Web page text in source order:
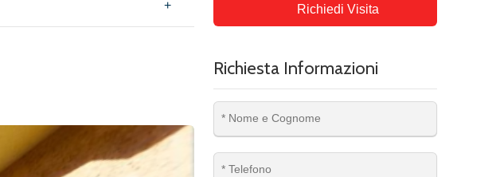
+ Richiedi Visita
Richiesta Informazioni